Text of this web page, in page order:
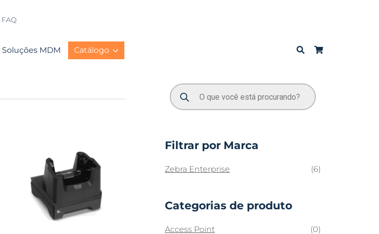
FAQ
Soluções MDM Catálogo
Filtrar por Marca
Zebra Enterprise (6)
Categorias de produto
Access Point
(0)